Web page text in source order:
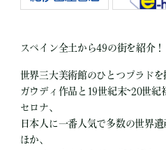
スペイン全土から49の街を紹介！
世界三大美術館のひとつプラドを
ガウディ作品と19世紀末~20世
セロナ、
日本人に一番人気で多数の世界
ほか、